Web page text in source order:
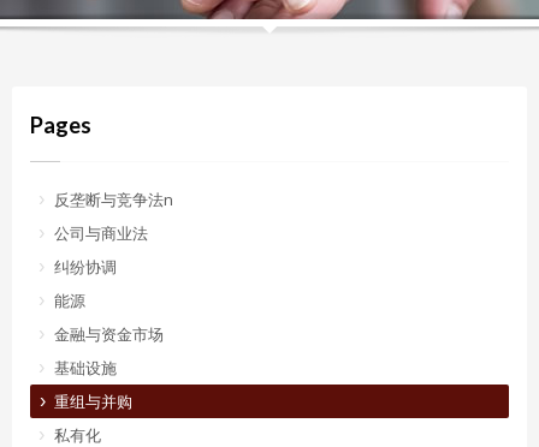
Pages
反垄断与竞争法n
公司与商业法
纠纷协调
能源
金融与资金市场
基础设施
重组与并购
私有化